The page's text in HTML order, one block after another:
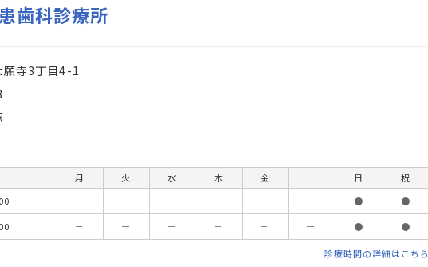
歯科診療所
願寺3丁目4-1
月 火 水 木 金 土 日
祝
－ － － － － － ●
●
－ － － － － － ● ●
診療時間の詳細はこちら